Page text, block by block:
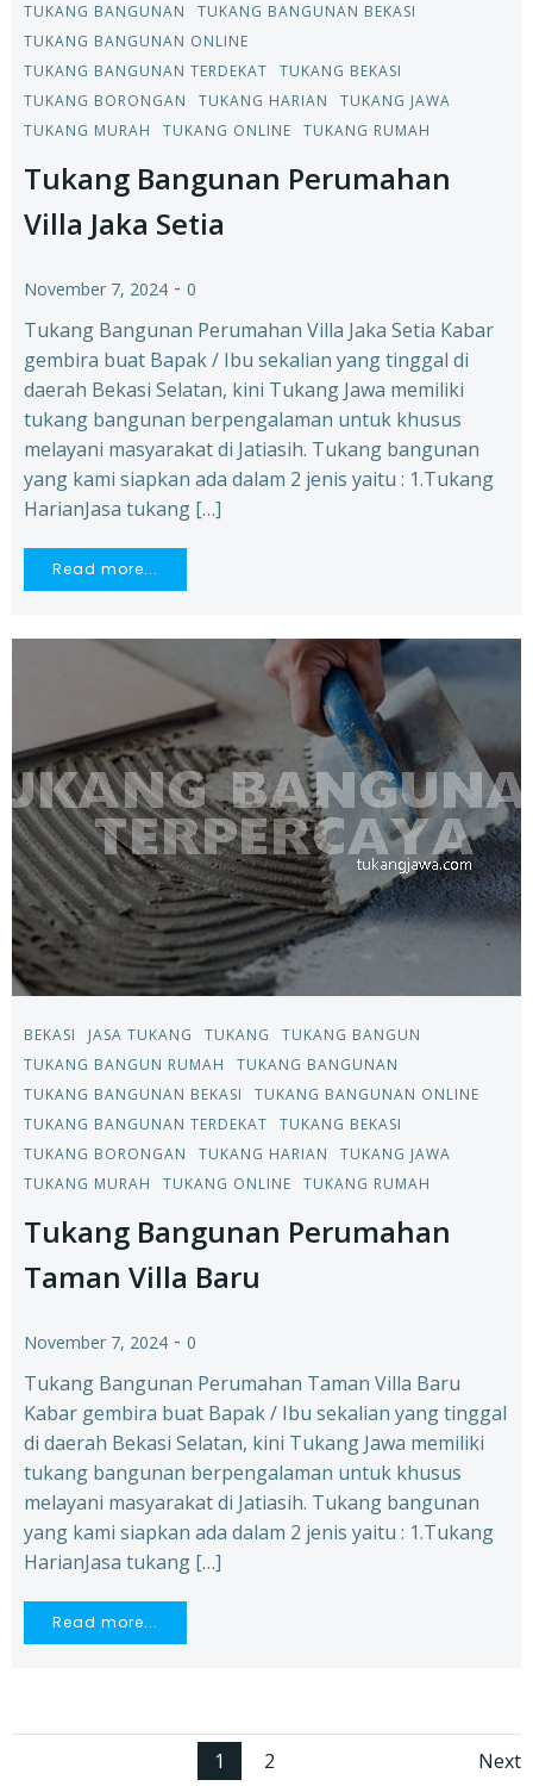
TUKANG BANGUNAN
TUKANG BANGUNAN BEKASI
TUKANG BANGUNAN ONLINE
TUKANG BANGUNAN TERDEKAT
TUKANG BEKASI
TUKANG BORONGAN
TUKANG HARIAN
TUKANG JAWA
TUKANG MURAH
TUKANG ONLINE TUKANG RUMAH
Tukang Bangunan Perumahan
Villa Jaka Setia
November 7, 2024 - 0
Tukang Bangunan Perumahan Villa Jaka Setia Kabar
gembira buat Bapak / Ibu sekalian yang tinggal di
daerah Bekasi Selatan, kini Tukang Jawa memiliki
tukang bangunan berpengalaman untuk khusus
melayani masyarakat di Jatiasih. Tukang bangunan
yang kami siapkan ada dalam 2 jenis yaitu : 1.Tukang
HarianJasa tukang […]
Read more...
BEKASI JASA TUKANG TUKANG
TUKANG BANGUN
TUKANG BANGUN RUMAH
TUKANG BANGUNAN
TUKANG BANGUNAN BEKASI
TUKANG BANGUNAN ONLINE
TUKANG BANGUNAN TERDEKAT
TUKANG BEKASI
TUKANG BORONGAN
TUKANG HARIAN
TUKANG JAWA
TUKANG MURAH
TUKANG ONLINE TUKANG RUMAH
Tukang Bangunan Perumahan
Taman Villa Baru
November 7, 2024 - 0
Tukang Bangunan Perumahan Taman Villa Baru
Kabar gembira buat Bapak / Ibu sekalian yang tinggal
di daerah Bekasi Selatan, kini Tukang Jawa memiliki
tukang bangunan berpengalaman untuk khusus
melayani masyarakat di Jatiasih. Tukang bangunan
yang kami siapkan ada dalam 2 jenis yaitu : 1.Tukang
HarianJasa tukang […]
Read more...
Page
1 Page
2 Next